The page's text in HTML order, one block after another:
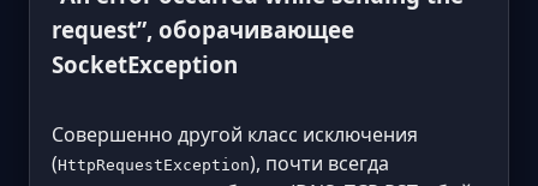
request”, оборачивающее
SocketException
Совершенно другой класс исключения
(HttpRequestException), почти всегда